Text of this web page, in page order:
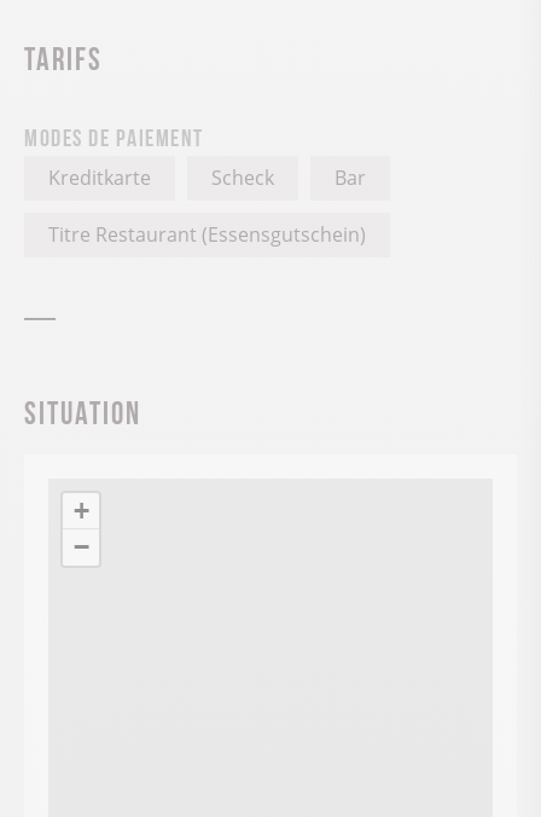
Tarifs
Modes de paiement
Kreditkarte Scheck Bar
Titre Restaurant (Essensgutschein)
Situation
+
−